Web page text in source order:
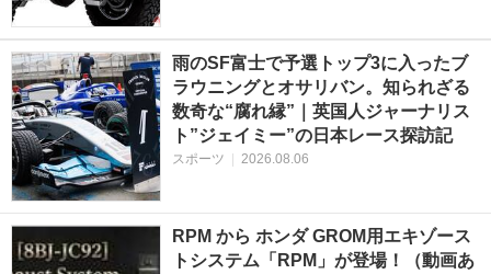
雨のSF富士で予選トップ3に入ったブ
ラウニングとオサリバン。知られざる
数奇な“腐れ縁”｜英国人ジャーナリス
ト”ジェイミー”の日本レース探訪記
スポーツ 2026.08.06
RPM から ホンダ GROM用エキゾース
トシステム「RPM」が登場！（動画あ